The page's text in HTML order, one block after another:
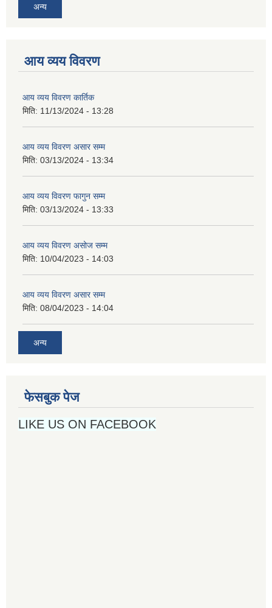
अन्य
आय व्यय विवरण
आय व्यय विवरण कार्तिक
मिति: 11/13/2024 - 13:28
आय व्यय विवरण असार सम्म
मिति: 03/13/2024 - 13:34
आय व्यय विवरण फागुन सम्म
मिति: 03/13/2024 - 13:33
आय व्यय विवरण असोज सम्म
मिति: 10/04/2023 - 14:03
आय व्यय विवरण असार सम्म
मिति: 08/04/2023 - 14:04
अन्य
फेसबुक पेज
LIKE US ON FACEBOOK